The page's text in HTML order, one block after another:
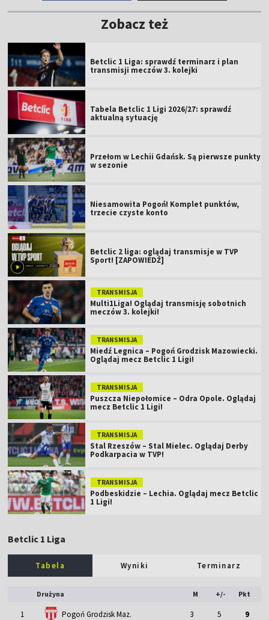
Zobacz też
Betclic 1 Liga: sprawdź terminarz i plan
transmisji meczów 3. kolejki
Tabela Betclic 1 Ligi 2026/27: sprawdź
aktualną sytuację
Przełom w Lechii Gdańsk. Są pierwsze punkty
w sezonie
Niesamowita Pogoń! Komplet punktów,
trzecie czyste konto
Betclic 2 liga: oglądaj transmisje w TVP
Sport! [ZAPOWIEDŹ]
TRANSMISJA
Multi1Liga! Oglądaj transmisję sobotnich
meczów 3. kolejki!
TRANSMISJA
Miedź Legnica – Pogoń Grodzisk Mazowiecki.
Oglądaj mecz Betclic 1 Ligi!
TRANSMISJA
Puszcza Niepołomice – Odra Opole. Oglądaj
mecz Betclic 1 Ligi!
TRANSMISJA
Stal Rzeszów – Stal Mielec. Oglądaj Derby
Podkarpacia w TVP!
TRANSMISJA
Podbeskidzie – Lechia. Oglądaj mecz Betclic
1 Ligi!
Betclic 1 Liga
Tabela Wyniki Terminarz
Drużyna M +/- Pkt
1 Pogoń Grodzisk Maz. 3 5 9